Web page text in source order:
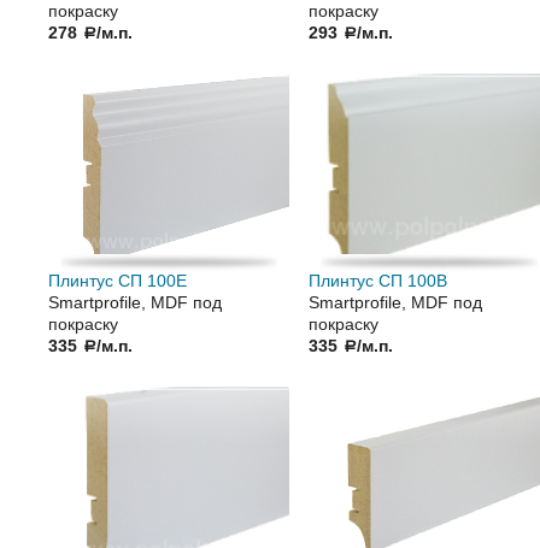
покраску
278 a/м.п.
покраску
293 a/м.п.
Плинтус СП 100Е
Smartprofile, MDF под
покраску
335 a/м.п.
Плинтус СП 100В
Smartprofile, MDF под
покраску
335 a/м.п.